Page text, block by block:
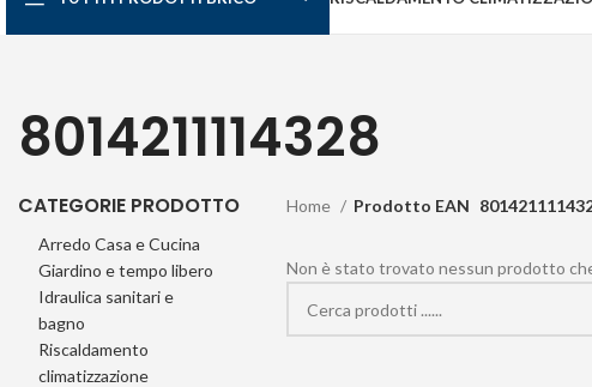
8014211114328
CATEGORIE PRODOTTO
Arredo Casa e Cucina
Giardino e tempo libero
Idraulica sanitari e
bagno
Riscaldamento
climatizzazione
Home Prodotto EAN
Non è stato trovato nessun prodotto